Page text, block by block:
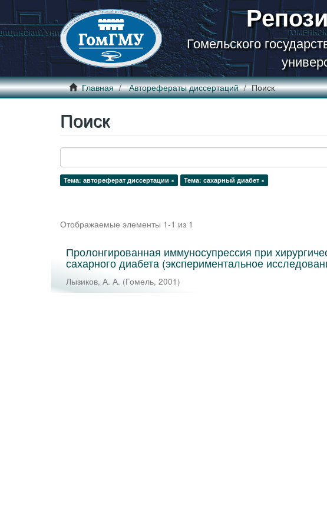
Гомельского
Главная Авторефераты диссертаций Поиск
Поиск
Тема: автореферат диссертации × Тема: сахарный диабет ×
Отображаемые элементы 1-1 из 1
Пролонгированная иммуносупрессия при
сахарного диабета (экспериментальное
Лызиков, А. А. (Гомель, 2001)